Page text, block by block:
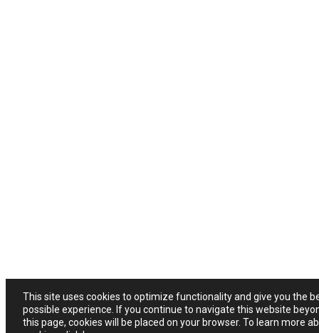
This site uses cookies to optimize functionality and give you the
possible experience. If you continue to navigate this website
this page, cookies will be placed on your browser. To learn more